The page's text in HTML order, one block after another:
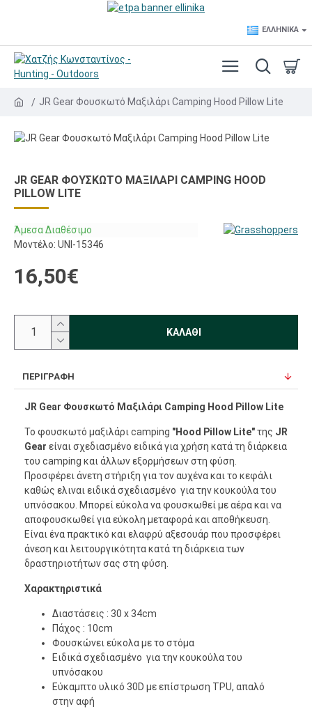
ΕΛΛΗΝΙΚΆ
JR Gear Φουσκωτό Μαξιλάρι Camping Hood Pillow Lite
JR GEAR ΦΟΥΣΚΩΤΌ ΜΑΞΙΛΆΡΙ CAMPING HOOD
PILLOW LITE
Άμεσα Διαθέσιμο
Μοντέλο: UNI-15346
16,50€
ΚΑΛΆΘΙ
ΠΕΡΙΓΡΑΦΉ
JR Gear Φουσκωτό Μαξιλάρι Camping Hood Pillow Lite
Το φουσκωτό μαξιλάρι camping "Hood Pillow Lite"της JR
Gear είναι σχεδιασμένο ειδικά για χρήση κατά τη διάρκεια
του camping και άλλων εξορμήσεων στη φύση.
Προσφέρει άνετη στήριξη για τον αυχένα και το κεφάλι
καθώς ελιναι ειδικά σχεδιασμένο για την κουκούλα του
υπνόσακου. Μπορεί εύκολα να φουσκωθεί με αέρα και να
αποφουσκωθεί για εύκολη μεταφορά και αποθήκευση.
Είναι ένα πρακτικό και ελαφρύ αξεσουάρ που προσφέρει
άνεση και λειτουργικότητα κατά τη διάρκεια των
δραστηριοτήτων σας στη φύση.
Χαρακτηριστικά
Διαστάσεις : 30 x 34cm
Πάχος : 10cm
Φουσκώνει εύκολα με το στόμα
Ειδικά σχεδιασμένο για την κουκούλα του
υπνόσακου
Εύκαμπτο υλικό 30D με επίστρωση TPU, απαλό
στην αφή